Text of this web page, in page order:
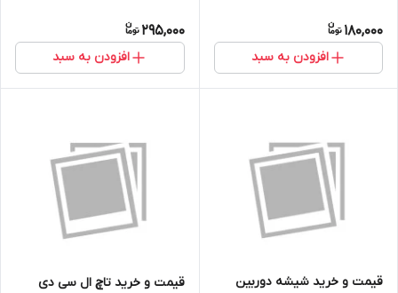
180,000
افزودن به سبد
295,000
افزودن به سبد
قیمت و خرید شیشه دوربین
قیمت و خرید تاچ ال سی دی